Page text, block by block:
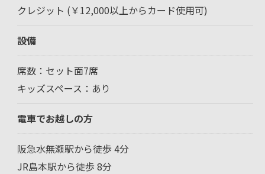
クレジット (￥12,000以上からカード使用可)
設備
席数：セット面7席
キッズスペース：あり
電車でお越しの方
阪急水無瀬駅から徒歩 4分
JR島本駅から徒歩 8分